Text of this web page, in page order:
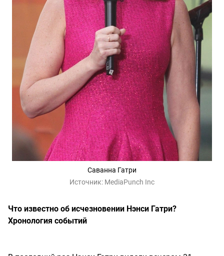
Саванна Гатри
Источник: MediaPunch Inc
Что известно об исчезновении Нэнси Гатри?
Хронология событий